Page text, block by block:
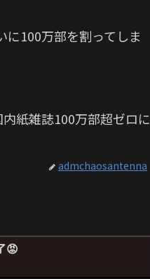
に100万部を割ってしま
紙雑誌100万部超ゼロに
admchaosantenna
😡